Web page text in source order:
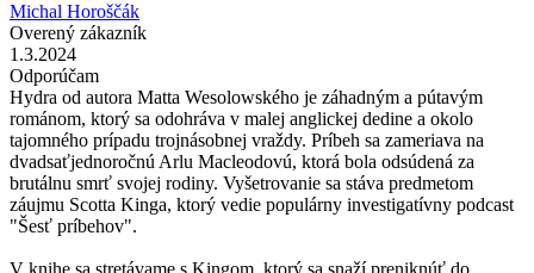
Michal Horoščák
Overený zákazník
1.3.2024
Odporúčam
Hydra od autora Matta Wesolowského je záhadným a pútavým
románom, ktorý sa odohráva v malej anglickej dedine a okolo
tajomného prípadu trojnásobnej vraždy. Príbeh sa zameriava na
dvadsaťjednoročnú Arlu Macleodovú, ktorá bola odsúdená za
brutálnu smrť svojej rodiny. Vyšetrovanie sa stáva predmetom
záujmu Scotta Kinga, ktorý vedie populárny investigatívny podcast
"Šesť príbehov".